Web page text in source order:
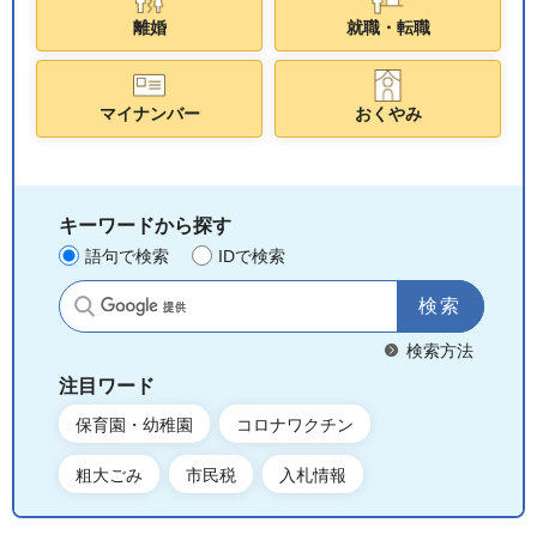
離婚 就職・転職
マイナンバー おくやみ
キーワードから探す
語句で検索 IDで検索
サイト内検索
検索方法
注目ワード
保育園・幼稚園 コロナワクチン
粗大ごみ 市民税 入札情報